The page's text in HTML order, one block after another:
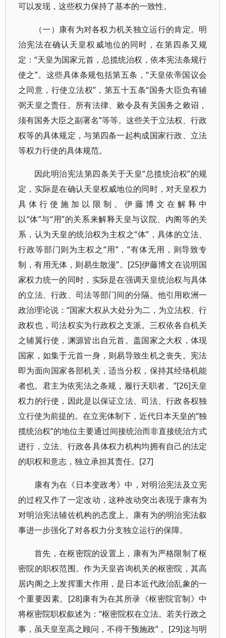
可以发现，这些权力保持了基本的一致性。
（一）康有为对各权力机关独立运行的肯定。明
治宪法在确认天皇权威地位的同时，在第四条又规
定：“天皇为国家元首，总揽统治权，依本宪法条规行
使之”。这些具体条规包括第五条，“天皇依帝国议会
之同意，行使立法权”，第五十五条“国务大臣负有辅
弼天皇之责任。所有法律、敕令及有关国务之敕诏，
须有国务大臣之副署名”等等。这些关于立法权、行政
权等的具体规定，与第四条一起构成国家行政、立法
等权力行使的具体规范。
因此明治宪法第四条关于天皇“总揽统治权”的规
定，实际是在确认天皇权威地位的同时，对天皇权力
具体行使施加以限制。伊藤博文在解释中
以“体”与“用”的关系来解释天皇与议院、内阁等的关
系，认为天皇的统治权为主权之“体”，具体的立法、
行政等部门则为主权之“用”，“有体无用，则导致专
制，有用无体，则易生散漫”。[25]伊藤博文在说明国
家权力统一的同时，实际是在强调天皇统治权与具体
的立法、行政、司法等部门间的分隔。他引用欧洲一
政治理论说：“国家大权从大处分为二，为立法权、行
政权也，司法权实为行政权之支派。三权依各自机关
之辅翼行使，渊源皆出自元首。盖国家之大权，体现
国家，如集于元首一身，则易导致生机之丧失。宪法
即为面向国家各部机关，适当分权，保持其经络机能
者也。君主为依宪法之条规，履行天职者。”[26]天皇
权力的行使，因此是以保证立法、司法、行政各权独
立行使为前提的。在立宪体制下，近代日本天皇的“独
揽统治权”的地位主要通过间接统治而非直接统治方式
进行，立法、行政各具体权力机构均拥有自己的法定
的职权和意志，独立承担其责任。[27]
康有为在《日本变政考》中，对明治宪法及立宪
的过程又作了一定改动，这种改动突出表现于康有为
对明治宪法辅佐机构的态度上。康有为的明治宪法叙
事进一步强化了对各权力分支独立运行的保障。
首先，在枢密院的设置上，康有为严格限制了枢
密院的职权范围。作为天皇咨询机关的枢密院，其高
居内阁之上发挥重大作用，是日本近代政治乱象的一
个重要因素。[28]康有为在其所录《枢密院官制》中
将枢密院职权叙述为：“枢密院权在立法。若关行政之
事，虽天皇至高之顾问，不得干预施政” 。[29]这与明